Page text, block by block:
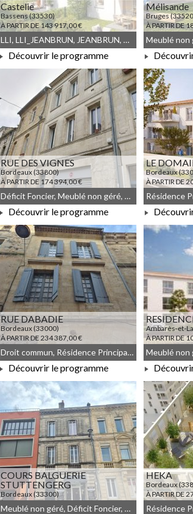
Castelie
Bassens (33530)
À PARTIR DE 143 917,00 €
À PARTIR DE 143 917,00 €
LLI, LLI_JEANBRUN, JEANBRUN, Meublé non géré, Droit commun
Découvrir le programme
Mélisande
Bruges
À PARTIR DE
À
RUE DES VIGNES
Bordeaux (33800)
À PARTIR DE 174 394,00 €
À PARTIR DE 174 394,00 €
Déficit Foncier, Meublé non géré, Droit commun
Découvrir le programme
LE
Bordeaux
À PARTIR DE
À
RUE DABADIE
Bordeaux (33000)
À PARTIR DE 234 387,00 €
À PARTIR DE 234 387,00 €
Droit commun, Résidence Principale, Meublé non géré, Déficit Foncier
Découvrir le programme
Ambarès-et-
À PARTIR DE
À
COURS BALGUERIE
STUTTENGERG
Bordeaux (33300)
À PARTIR DE 186 915,00 €
Meublé non géré, Déficit Foncier, Droit commun
HEKA
Bordeaux
À PARTIR DE
Résidence